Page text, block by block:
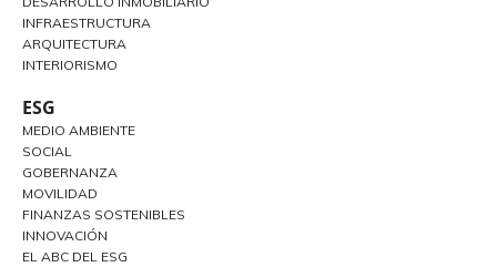
INFRAESTRUCTURA
ARQUITECTURA
INTERIORISMO
ESG
MEDIO AMBIENTE
SOCIAL
GOBERNANZA
MOVILIDAD
FINANZAS SOSTENIBLES
INNOVACIÓN
EL ABC DEL ESG